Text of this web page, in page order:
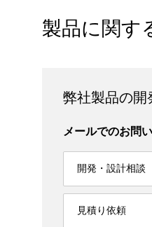
製品に関す
弊社製品の開
メールでのお問
開発・設計相談
見積り依頼